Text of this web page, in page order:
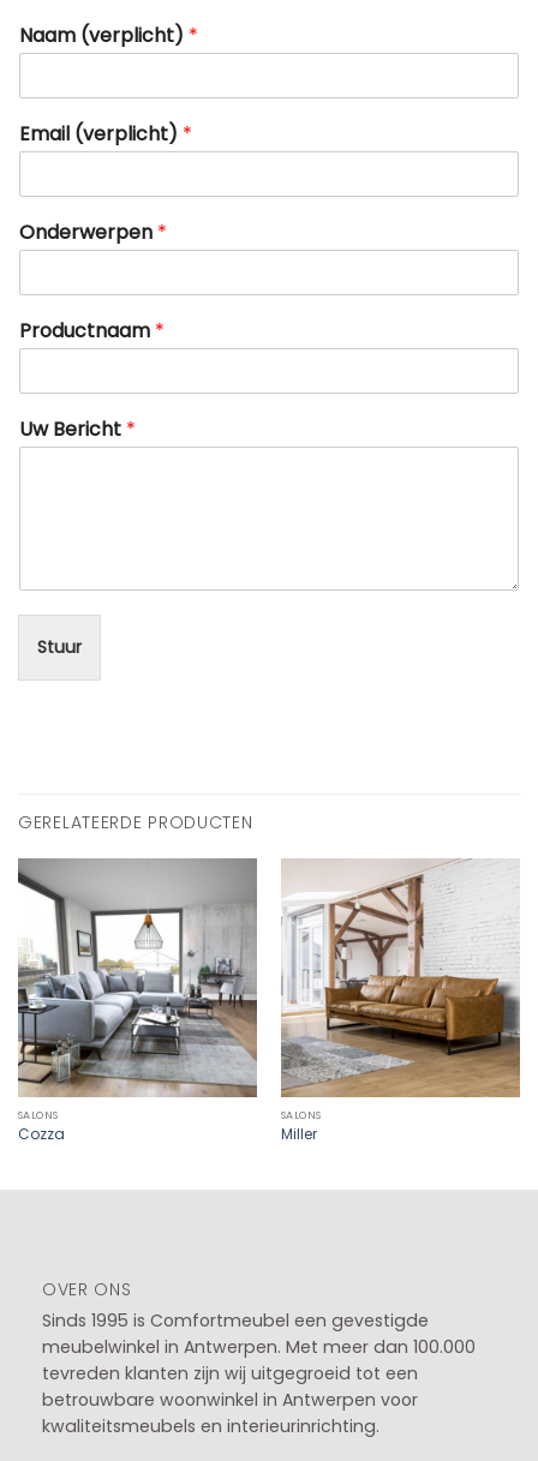
Naam (verplicht) *
Email (verplicht) *
Onderwerpen *
Productnaam *
Uw Bericht *
Stuur
GERELATEERDE PRODUCTEN
SALONS
Cozza
SALONS
Miller
OVER ONS
Sinds 1995 is Comfortmeubel een gevestigde
meubelwinkel in Antwerpen. Met meer dan 100.000
tevreden klanten zijn wij uitgegroeid tot een
betrouwbare woonwinkel in Antwerpen voor
kwaliteitsmeubels en interieurinrichting.